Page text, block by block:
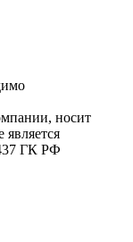
носит
является
ГК РФ